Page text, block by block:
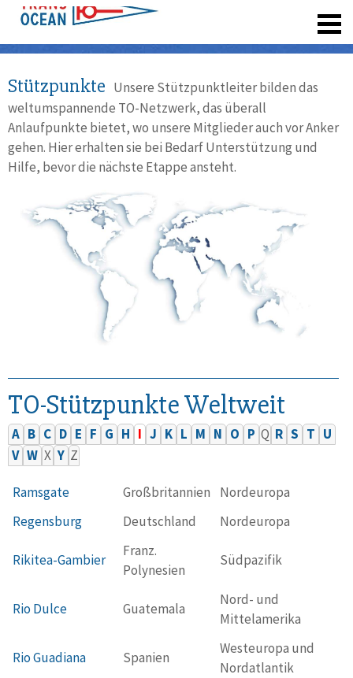
Stützpunkte Unsere Stützpunktleiter bilden das
weltumspannende TO-Netzwerk, das überall
Anlaufpunkte bietet, wo unsere Mitglieder auch vor Anker
gehen. Hier erhalten sie bei Bedarf Unterstützung und
Hilfe, bevor die nächste Etappe ansteht.
TO-Stützpunkte Weltweit
A B C D E F G H I J K L M N O P Q R S T U
V W X Y Z
Ramsgate Großbritannien
Nordeuropa
Regensburg
Deutschland Nordeuropa
Rikitea-Gambier
Franz.
Polynesien
Südpazifik
Rio Dulce Guatemala
Nord- und
Mittelamerika
Rio Guadiana Spanien
Westeuropa und
Nordatlantik